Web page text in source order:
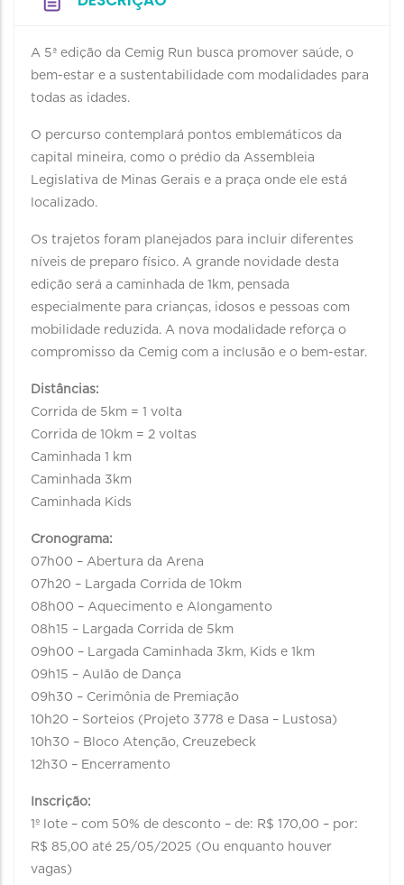
A 5ª edição da Cemig Run busca promover saúde, o
bem-estar e a sustentabilidade com modalidades para
todas as idades.
O percurso contemplará pontos emblemáticos da
capital mineira, como o prédio da Assembleia
Legislativa de Minas Gerais e a praça onde ele está
localizado.
Os trajetos foram planejados para incluir diferentes
níveis de preparo físico. A grande novidade desta
edição será a caminhada de 1km, pensada
especialmente para crianças, idosos e pessoas com
mobilidade reduzida. A nova modalidade reforça o
compromisso da Cemig com a inclusão e o bem-estar.
Distâncias:
Corrida de 5km = 1 volta
Corrida de 10km = 2 voltas
Caminhada 1 km
Caminhada 3km
Caminhada Kids
Cronograma:
07h00 – Abertura da Arena
07h20 – Largada Corrida de 10km
08h00 – Aquecimento e Alongamento
08h15 – Largada Corrida de 5km
09h00 – Largada Caminhada 3km, Kids e 1km
09h15 – Aulão de Dança
09h30 – Cerimônia de Premiação
10h20 – Sorteios (Projeto 3778 e Dasa – Lustosa)
10h30 – Bloco Atenção, Creuzebeck
12h30 – Encerramento
Inscrição:
1º lote – com 50% de desconto – de: R$ 170,00 – por:
R$ 85,00 até 25/05/2025 (Ou enquanto houver
vagas)